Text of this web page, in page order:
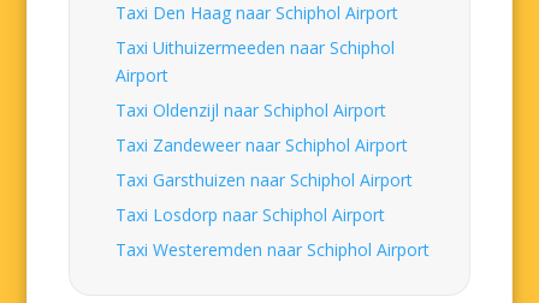
Taxi Den Haag naar Schiphol Airport
Taxi Uithuizermeeden naar Schiphol
Airport
Taxi Oldenzijl naar Schiphol Airport
Taxi Zandeweer naar Schiphol Airport
Taxi Garsthuizen naar Schiphol Airport
Taxi Losdorp naar Schiphol Airport
Taxi Westeremden naar Schiphol Airport